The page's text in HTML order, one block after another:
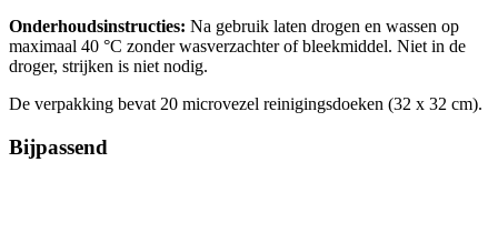
Onderhoudsinstructies: Na gebruik laten drogen en wassen op
maximaal 40 °C zonder wasverzachter of bleekmiddel. Niet in de
droger, strijken is niet nodig.
De verpakking bevat 20 microvezel reinigingsdoeken (32 x 32 cm).
Bijpassend